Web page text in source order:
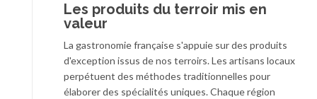
Les produits du terroir mis en
valeur
La gastronomie française s'appuie sur des produits
d'exception issus de nos terroirs. Les artisans locaux
perpétuent des méthodes traditionnelles pour
élaborer des spécialités uniques. Chaque région